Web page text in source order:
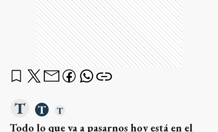
Todo lo que va a pasarnos hoy está en el